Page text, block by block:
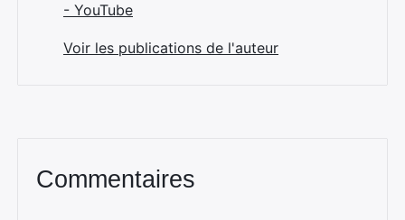
- YouTube
Voir les publications de l'auteur
Commentaires